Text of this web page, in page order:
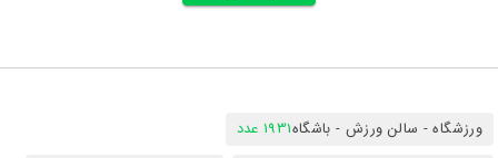
ورزشگاه - سالن ورزش - باشگاه1931 عدد